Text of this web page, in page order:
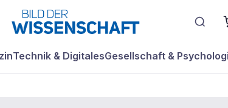
Technik & DigitalesGesellschaft &